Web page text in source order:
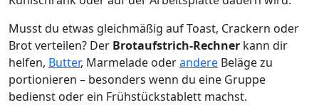
Musst du etwas gleichmäßig auf Toast, Crackern oder
Brot verteilen? Der Brotaufstrich-Rechner kann dir
helfen, Butter, Marmelade oderandere Beläge zu
portionieren – besonders wenn du eine Gruppe
bedienst oder ein Frühstückstablett machst.